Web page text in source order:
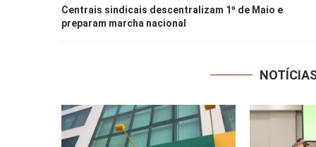
Centrais sindicais descentralizam 1º de Maio e
preparam marcha nacional